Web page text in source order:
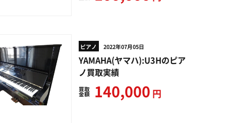
ピアノ 2022年07月05日
YAMAHA(ヤマハ):U3Hのピア
ノ買取実績
買取
金額 140,000 円